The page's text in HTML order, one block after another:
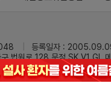
등록일자 :
법원로 128 문정 SK V1 GL
팩스 : 02-3434-0169